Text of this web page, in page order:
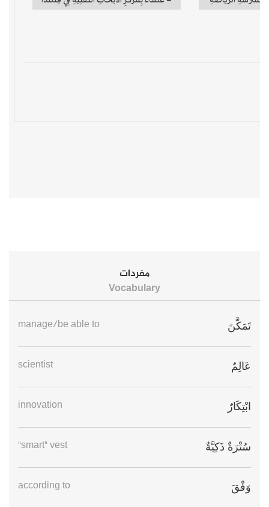
مفردات
Vocabulary
تَمَكَّنَ manage/be able to
عَالِمٌ scientist
ابْتِكَارٌ innovation
سُتْرَةٌ ذَكِيَّةٌ "smart" vest
وَفْقَ according to